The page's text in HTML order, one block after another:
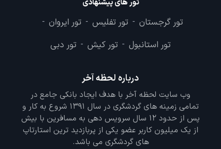
تور گرجستان - تور تفلیس - تور ایروان -
تور استانبول - تور کیش - تور دبی
درباره لحظه آخر
وب سایت لحظه آخر با هدف ایجاد بانکی جامع در
تمامی زمینه های گردشگری در سال 1391 شروع به کار و
پس از حدود 12 سال سرویس دهی به مسافرین با بیش
از یک میلیون کاربر عضو یکی از پربازدید ترین استارتاپ
های گردشگری می باشد.